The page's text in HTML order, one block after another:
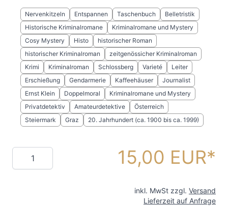
Nervenkitzeln Entspannen Taschenbuch
Belletristik
Historische Kriminalromane
Kriminalromane und Mystery
Cosy Mystery
Histo
historischer Roman
historischer Kriminalroman
zeitgenössicher Kriminalroman
Krimi
Kriminalroman Schlossberg Varieté
Leiter
Erschießung
Gendarmerie Kaffeehäuser
Journalist
Ernst Klein
Doppelmoral
Kriminalromane und Mystery
Privatdetektiv
Amateurdetektive
Österreich
Steiermark
Graz 20. Jahrhundert (ca. 1900 bis ca. 1999)
Menge 15,00 EUR
inkl. MwSt zzgl. Versand
Lieferzeit auf Anfrage